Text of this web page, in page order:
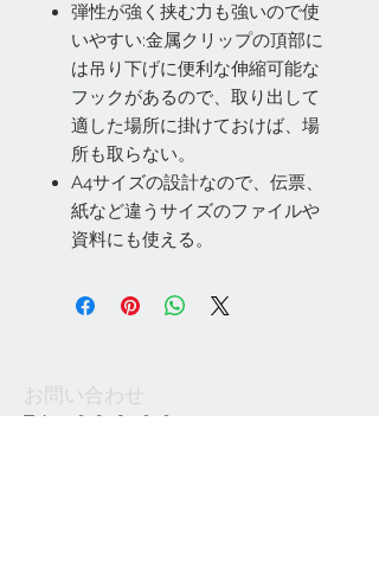
弾性が強く挟む力も強いので使
いやすい:金属クリップの頂部に
は吊り下げに便利な伸縮可能な
フックがあるので、取り出して
適した場所に掛けておけば、場
所も取らない。
A4サイズの設計なので、伝票、
紙など違うサイズのファイルや
資料にも使える。
お問い合わせ
Tel:
048-606-3848